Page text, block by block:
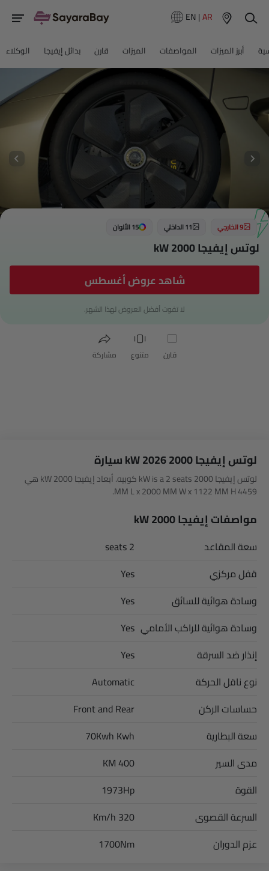
EN|AR
أبرز الميزات المواصفات الميزات قارن بدائل إيفيجا الوكلاء
9 الخارجي 11 الداخلي 15 الألوان
لوتس إيفيجا 2000 kW
شاهد عروض أغسطس
لا تفوت أفضل العروض لهذا الشهر.
قارن متنوع مشاركة
لوتس إيفيجا 2000 kW 2026 سيارة
لوتس إيفيجا 2000 kW is a 2 seats كوبيه. أبعاد إيفيجا 2000 kW هي
4459 MM L x 2000 MM W x 1122 MM H.
مواصفات إيفيجا 2000 kW
سعة المقاعد
2 seats
قفل مركزي
Yes
وسادة هوائية للسائق
Yes
وسادة هوائية للراكب الأمامي Yes
إنذار ضد السرقة
Yes
نوع ناقل الحركة
Automatic
حساسات الركن
Front and Rear
سعة البطارية
70Kwh Kwh
مدى السير
400 KM
القوة
1973Hp
السرعة القصوى
320 Km/h
عزم الدوران
1700Nm